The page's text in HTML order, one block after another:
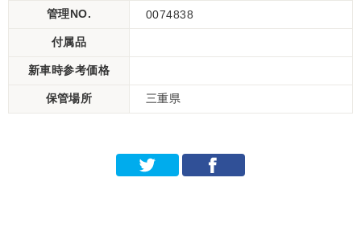
管理NO. 0074838
付属品
新車時参考価格
保管場所 三重県